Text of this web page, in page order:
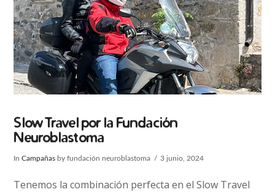
Slow Travel por la Fundación
Neuroblastoma
InCampañas by fundación neuroblastoma 3 junio, 2024
Tenemos la combinación perfecta en el Slow Travel